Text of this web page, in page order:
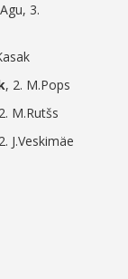
3.
, 2. M.Pops
M.Rutšs
J.Veskimäe